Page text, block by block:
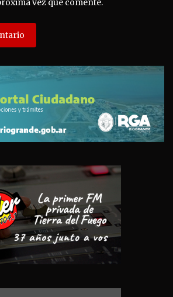
vez que comente.